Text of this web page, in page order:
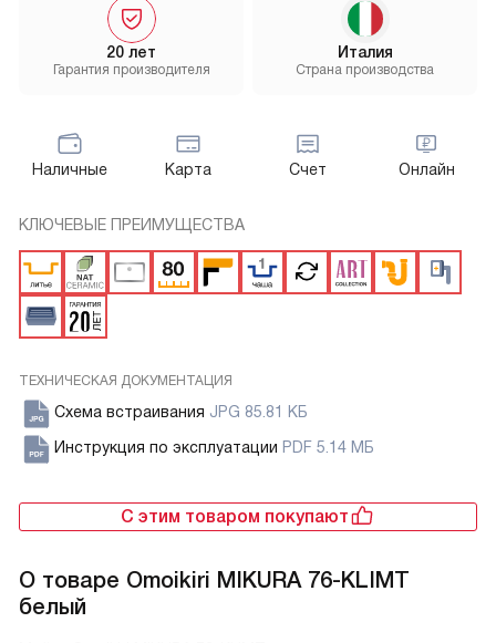
20 лет
Гарантия производителя
Италия
Страна производства
Наличные Карта Счет Онлайн
КЛЮЧЕВЫЕ ПРЕИМУЩЕСТВА
ТЕХНИЧЕСКАЯ ДОКУМЕНТАЦИЯ
Схема встраивания JPG 85.81 КБ
Инструкция по эксплуатации PDF 5.14 МБ
С этим товаром покупают
О товаре Omoikiri MIKURA 76-KLIMT
белый